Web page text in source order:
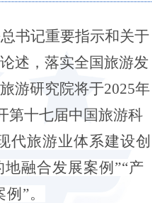
书记重要指示和关于
述 ，落实全国旅游发
旅游研究院将于2025年
第十七届中国旅游科
代旅游业体系建设创
融合发展案例 ”“产
例 ”。